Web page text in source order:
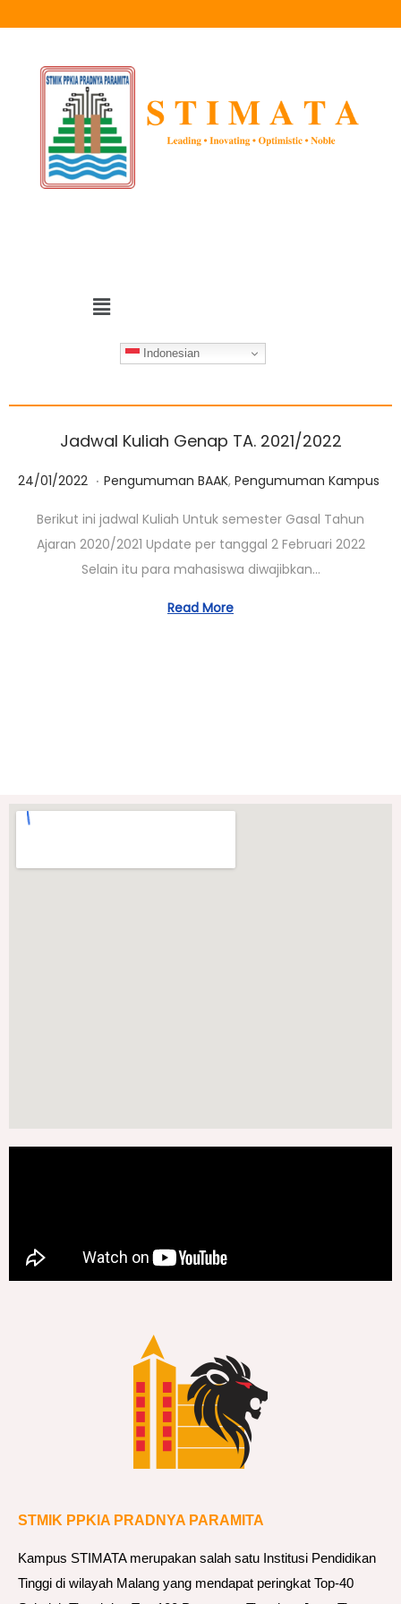
Indonesian
Jadwal Kuliah Genap TA. 2021/2022
Posted on
24/01/2022 0
/
0
3
. Posted in
Pengumuman BAAK, Pengumuman Kampus
Berikut ini jadwal Kuliah Untuk semester Gasal Tahun
Ajaran 2020/2021 Update per tanggal 2 Februari 2022
Selain itu para mahasiswa diwajibkan…
Read More
STMIK PPKIA PRADNYA PARAMITA
Kampus STIMATA merupakan salah satu Institusi Pendidikan
Tinggi di wilayah Malang yang mendapat peringkat Top-40